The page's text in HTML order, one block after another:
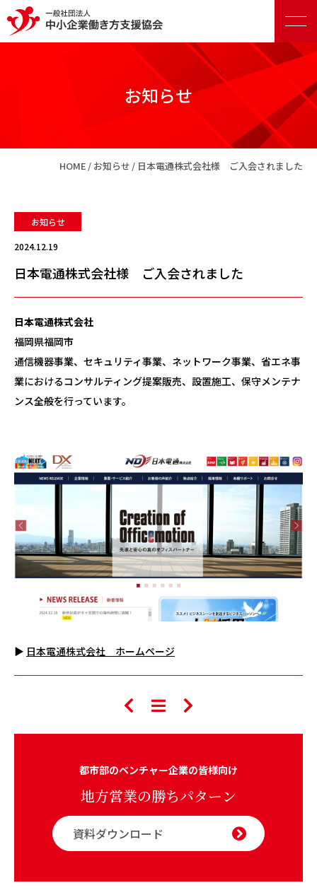
お知らせ
HOME お知らせ 日本電通株式会社様 ご入会されました
お知らせ
2024.12.19
日本電通株式会社様 ご入会されました
日本電通株式会社
福岡県福岡市
通信機器事業、セキュリティ事業、ネットワーク事業、省エネ事
業におけるコンサルティング提案販売、設置施工、保守メンテナ
ンス全般を行っています。
▶ 日本電通株式会社 ホームページ
都市部のベンチャー企業の皆様向け
地方営業の勝ちパターン
資料ダウンロード